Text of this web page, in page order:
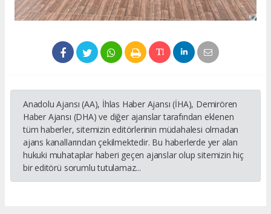
Anadolu Ajansı (AA), İhlas Haber Ajansı (İHA), Demirören
Haber Ajansı (DHA) ve diğer ajanslar tarafından eklenen
tüm haberler, sitemizin editörlerinin müdahalesi olmadan
ajans kanallarından çekilmektedir. Bu haberlerde yer alan
hukuki muhataplar haberi geçen ajanslar olup sitemizin hiç
bir editörü sorumlu tutulamaz...